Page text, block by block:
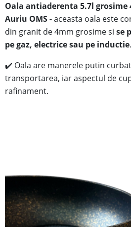
Oala antiaderenta 5.7l
Auriu OMS-aceasta oala este
din granit de 4mm grosime sise
pe gaz, electrice sau pe inductie.
✔️ Oala are manerele putin
transportarea, iar aspectul de
rafinament.